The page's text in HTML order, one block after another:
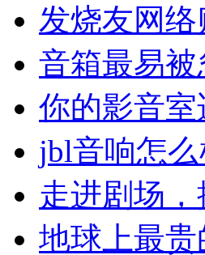
发烧友网
音箱最易
你的影音
jbl音响怎
走进剧场
地球上最